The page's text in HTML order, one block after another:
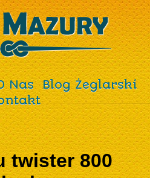
Nas
Blog Żeglarski
twister 800